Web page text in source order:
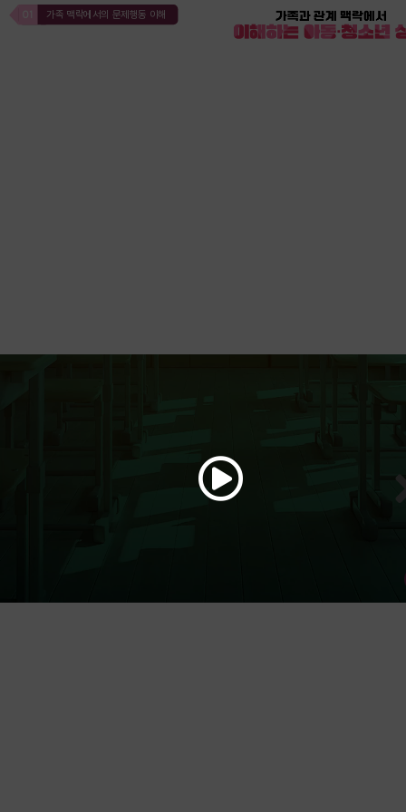
01 가족 맥락에서의 문제행동 이해